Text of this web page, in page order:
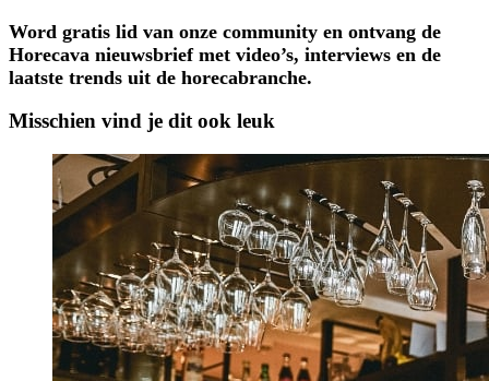
Word gratis lid van onze community en ontvang de
Horecava nieuwsbrief met video’s, interviews en de
laatste trends uit de horecabranche.
Misschien vind je dit ook leuk